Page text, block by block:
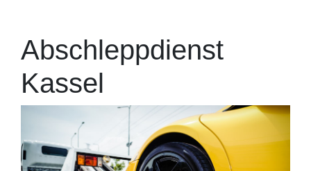
Abschleppdienst
Kassel